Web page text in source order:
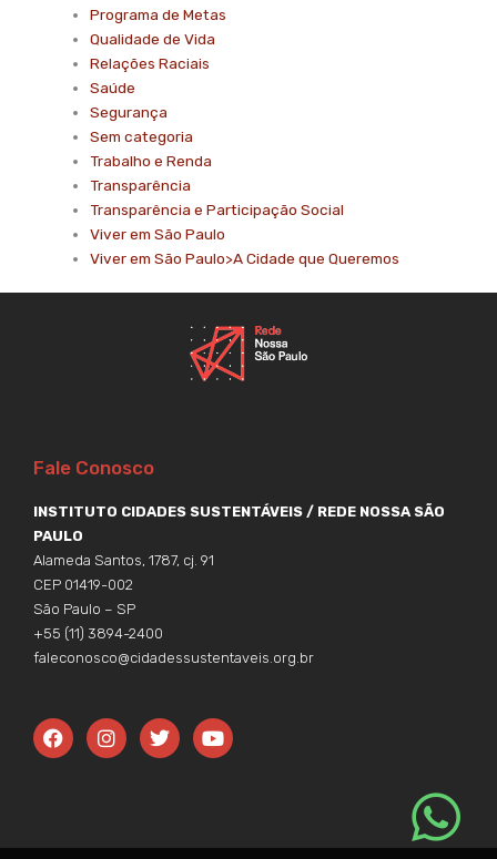
Programa de Metas
Qualidade de Vida
Relações Raciais
Saúde
Segurança
Sem categoria
Trabalho e Renda
Transparência
Transparência e Participação Social
Viver em São Paulo
Viver em São Paulo>A Cidade que Queremos
Fale Conosco
INSTITUTO CIDADES SUSTENTÁVEIS / REDE NOSSA SÃO
PAULO
Alameda Santos, 1787, cj. 91
CEP 01419-002
São Paulo – SP
+55 (11) 3894-2400
faleconosco@cidadessustentaveis.org.br
F
a
c
o
I
n
s
r
T
w
i
r
Y
o
u
e